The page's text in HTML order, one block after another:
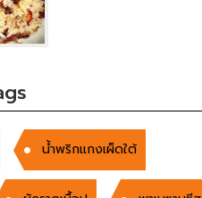
น้ำพริกแกงเผ็ดใต้